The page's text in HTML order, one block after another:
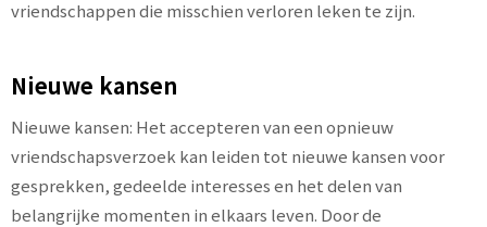
vriendschappen die misschien verloren leken te zijn.
Nieuwe kansen
Nieuwe kansen: Het accepteren van een opnieuw
vriendschapsverzoek kan leiden tot nieuwe kansen voor
gesprekken, gedeelde interesses en het delen van
belangrijke momenten in elkaars leven. Door de